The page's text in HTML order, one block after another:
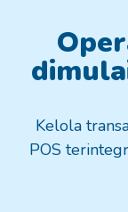
Kelola
POS